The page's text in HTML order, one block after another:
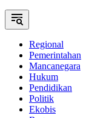
Regional
Pemerintahan
Mancanegara
Hukum
Pendidikan
Politik
Ekobis